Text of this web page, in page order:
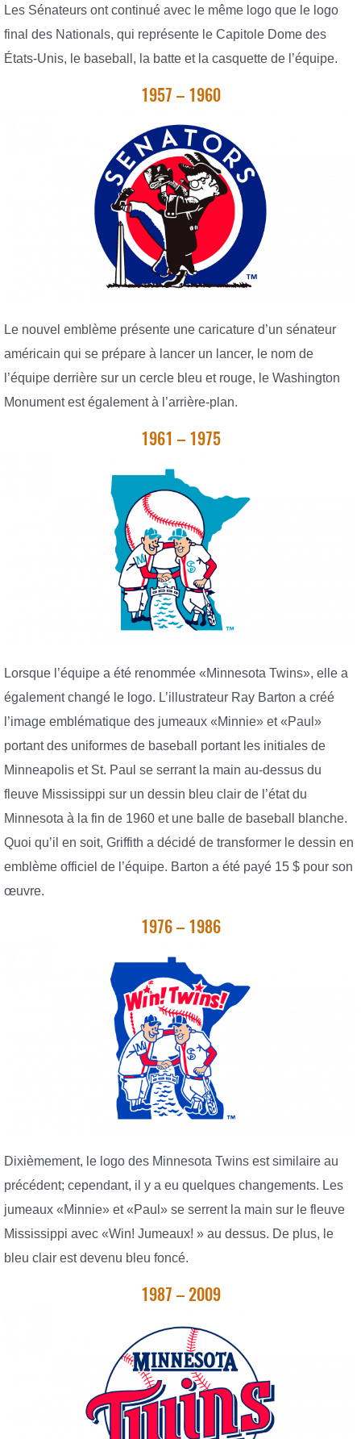
Les Sénateurs ont continué avec le même logo que le logo
final des Nationals, qui représente le Capitole Dome des
États-Unis, le baseball, la batte et la casquette de l’équipe.
1957 – 1960
Le nouvel emblème présente une caricature d’un sénateur
américain qui se prépare à lancer un lancer, le nom de
l’équipe derrière sur un cercle bleu et rouge, le Washington
Monument est également à l’arrière-plan.
1961 – 1975
Lorsque l’équipe a été renommée «Minnesota Twins», elle a
également changé le logo. L’illustrateur Ray Barton a créé
l’image emblématique des jumeaux «Minnie» et «Paul»
portant des uniformes de baseball portant les initiales de
Minneapolis et St. Paul se serrant la main au-dessus du
fleuve Mississippi sur un dessin bleu clair de l’état du
Minnesota à la fin de 1960 et une balle de baseball blanche.
Quoi qu’il en soit, Griffith a décidé de transformer le dessin en
emblème officiel de l’équipe. Barton a été payé 15 $ pour son
œuvre.
1976 – 1986
Dixièmement, le logo des Minnesota Twins est similaire au
précédent; cependant, il y a eu quelques changements. Les
jumeaux «Minnie» et «Paul» se serrent la main sur le fleuve
Mississippi avec «Win! Jumeaux! » au dessus. De plus, le
bleu clair est devenu bleu foncé.
1987 – 2009